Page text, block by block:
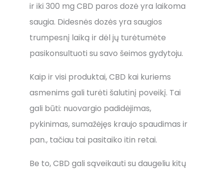
ir iki 300 mg CBD paros dozė yra laikoma
saugia. Didesnės dozės yra saugios
trumpesnį laiką ir dėl jų turėtumėte
pasikonsultuoti su savo šeimos gydytoju.
Kaip ir visi produktai, CBD kai kuriems
asmenims gali turėti šalutinį poveikį. Tai
gali būti: nuovargio padidėjimas,
pykinimas, sumažėjęs kraujo spaudimas ir
pan., tačiau tai pasitaiko itin retai.
Be to, CBD gali sąveikauti su daugeliu kitų